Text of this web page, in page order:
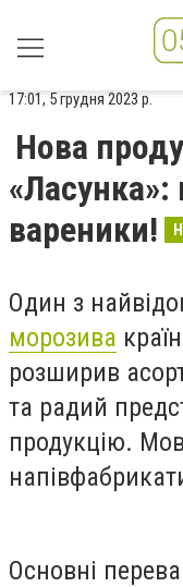
17:01, 5 грудня 2023 р.
Нова
«Ласунка»:
вареники!
Один з
морозива
розширив
та радий
продукцію.
Основні